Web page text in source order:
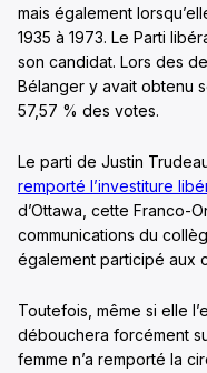
mais également
1935 à 1973. Le Parti
son candidat. Lors des
Bélanger y avait obtenu
57,57 % des votes.
Le parti de Justin
remporté l’investiture
d’Ottawa, cette Franco-
communications du
également participé aux
Toutefois, même si elle
débouchera forcément
femme n’a remporté la